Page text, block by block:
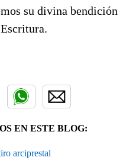
su divina bendición
EN ESTE BLOG:
arciprestal